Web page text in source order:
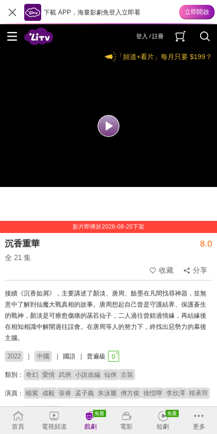
下載 APP，海量影劇免登入立即看
登入 / 註冊
「頻道+看片」每月只要 $199？
影片即將於2026-08-20下架
沉香重華 8.0
全 21 集
收藏
分享
接續《沉香如屑》，主要講述了顏淡、唐周、餘墨在凡間找尋神器，並無
意中了解到仙魔大戰真相的故事。唐周想起自己曾是守護結界、保護蒼生
的戰神，顏淡是可療愈傷痛的菡萏仙子，二人過往曾錯過情緣，再結緣後
在相知相識中解開過往誤會。在唐周等人的努力下，終找出惡勢力的幕後
主腦。
2022 中國 國語 普遍級
類別： 奇幻 愛情 武俠 小說改編 仙俠 古裝
演員： 楊紫 成毅 張睿 孟子義 朱泳騰 傅方俊 徐愷嚀 李欣澤 韓承羽
導演： 任海濤
原著： 蘇寞《沉香如屑》
首頁 電視頻道 戲劇 電影 短劇 更多